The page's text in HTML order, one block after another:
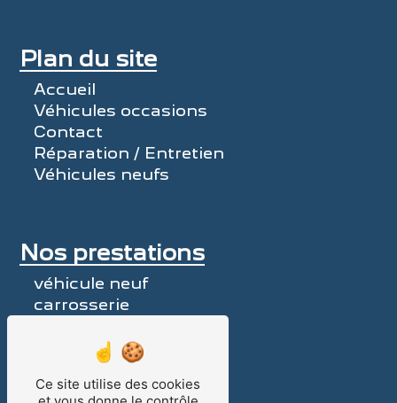
Plan du site
Accueil
Véhicules occasions
Contact
Réparation / Entretien
Véhicules neufs
Nos prestations
véhicule neuf
carrosserie
voiture neuve
garage Peugeot
voiture d'occasion
Ce site utilise des cookies